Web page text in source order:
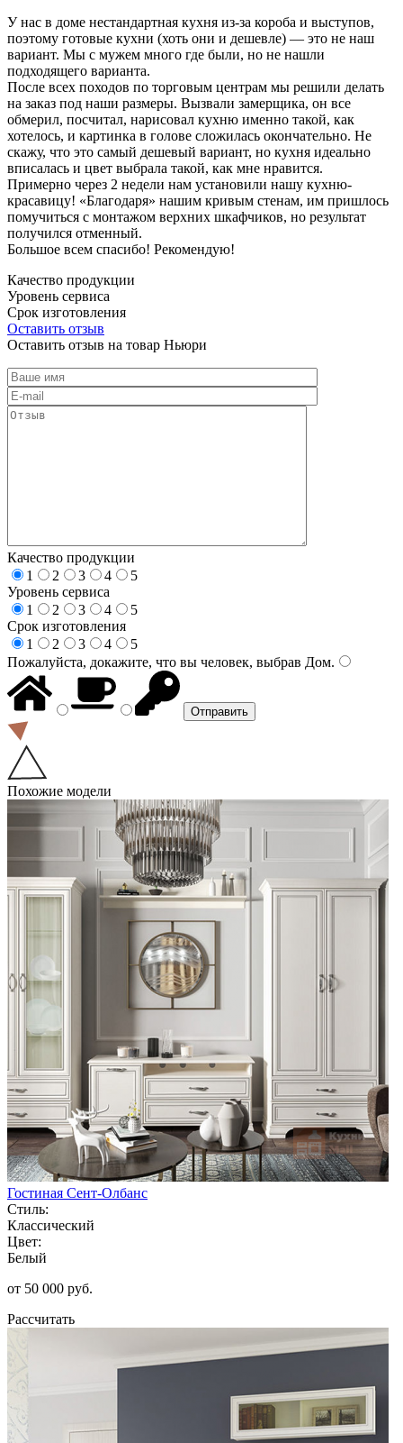
У нас в доме нестандартная кухня из-за короба и выступов,
поэтому готовые кухни (хоть они и дешевле) — это не наш
вариант. Мы с мужем много где были, но не нашли
подходящего варианта.
После всех походов по торговым центрам мы решили делать
на заказ под наши размеры. Вызвали замерщика, он все
обмерил, посчитал, нарисовал кухню именно такой, как
хотелось, и картинка в голове сложилась окончательно. Не
скажу, что это самый дешевый вариант, но кухня идеально
вписалась и цвет выбрала такой, как мне нравится.
Примерно через 2 недели нам установили нашу кухню-
красавицу! «Благодаря» нашим кривым стенам, им пришлось
помучиться с монтажом верхних шкафчиков, но результат
получился отменный.
Большое всем спасибо! Рекомендую!
Качество продукции
Уровень сервиса
Срок изготовления
Оставить отзыв
Оставить отзыв на товар Ньюри
Качество продукции
1
2 3 4
5
Уровень сервиса
1
2 3 4
5
Срок изготовления
1
2 3 4
5
Пожалуйста, докажите, что вы человек, выбрав Дом.
Похожие модели
Гостиная Сент-Олбанс
Стиль:
Классический
Цвет:
Белый
от 50 000 руб.
Рассчитать